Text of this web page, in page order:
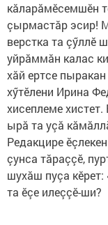
кăларăмӗсемшӗн
çырмастăр эсир!
верстка та çӳллӗ
уйрăммăн калас
хăй ертсе
хӳтӗлени Ирина
хисеплеме
ырă та уçă
Редакцире
çунса тăраççӗ,
шухăш пуçа кӗрет:
та ӗçе илеççӗ-ши?